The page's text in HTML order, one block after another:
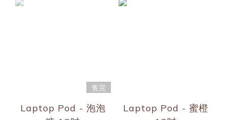
售完
Laptop Pod - 泡泡
Laptop Pod - 蜜橙